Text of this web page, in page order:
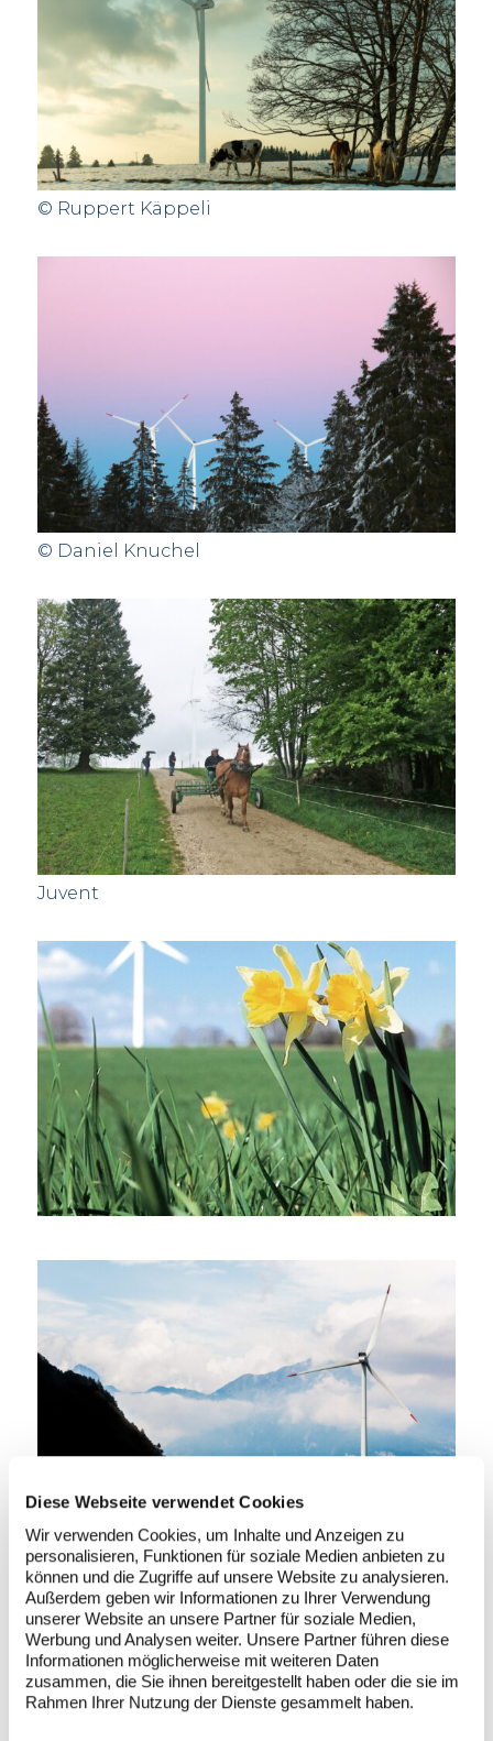
Diese Webseite verwendet Cookies
Wir verwenden Cookies, um Inhalte und Anzeigen zu
personalisieren, Funktionen für soziale Medien anbieten zu
können und die Zugriffe auf unsere Website zu analysieren.
Außerdem geben wir Informationen zu Ihrer Verwendung
unserer Website an unsere Partner für soziale Medien,
Werbung und Analysen weiter. Unsere Partner führen diese
Informationen möglicherweise mit weiteren Daten
zusammen, die Sie ihnen bereitgestellt haben oder die sie im
Rahmen Ihrer Nutzung der Dienste gesammelt haben.
© Ruppert Käppeli
© Daniel Knuchel
Juvent
Calandawind © Benedikt Nabben